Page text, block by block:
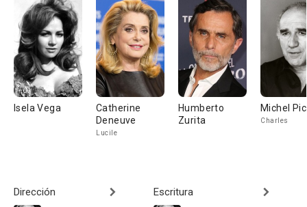
Isela Vega
Catherine
Deneuve
Lucile
Humberto
Zurita
Michel
Charles
Dirección
Escritura